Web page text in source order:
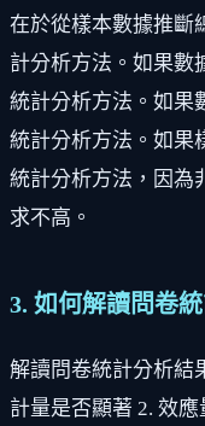
在於從樣本數據推斷
計分析方法。如果數
統計分析方法。如果
統計分析方法。如果
統計分析方法，因為
求不高。
3. 如何解讀問卷
解讀問卷統計分析結
計量是否顯著 2. 效